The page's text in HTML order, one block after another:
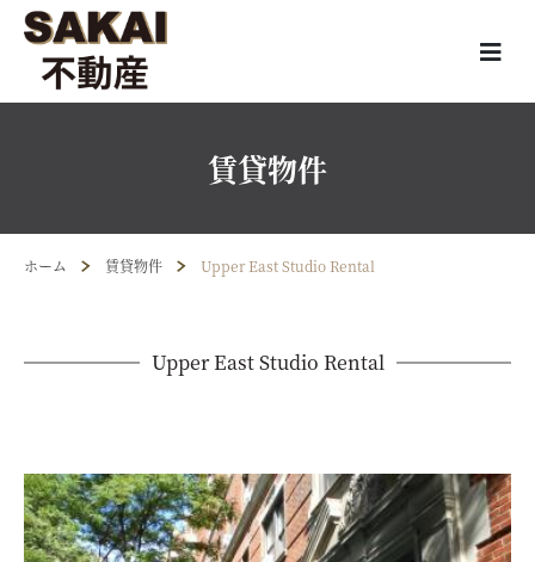
賃貸物件
ホーム 賃貸物件 Upper East Studio Rental
Upper East Studio Rental